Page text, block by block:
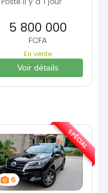
5 800 000
FCFA
En vente
Voir détails
6
SPÉCIAL